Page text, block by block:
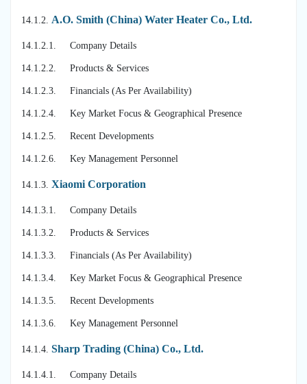
14.1.2. A.O. Smith (China) Water Heater Co., Ltd.
14.1.2.1. Company Details
14.1.2.2. Products & Services
14.1.2.3. Financials (As Per Availability)
14.1.2.4. Key Market Focus & Geographical Presence
14.1.2.5. Recent Developments
14.1.2.6. Key Management Personnel
14.1.3. Xiaomi Corporation
14.1.3.1. Company Details
14.1.3.2. Products & Services
14.1.3.3. Financials (As Per Availability)
14.1.3.4. Key Market Focus & Geographical Presence
14.1.3.5. Recent Developments
14.1.3.6. Key Management Personnel
14.1.4. Sharp Trading (China) Co., Ltd.
14.1.4.1. Company Details